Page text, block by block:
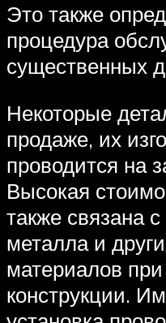
Это также
процедура
существенных
Некоторые
продаже, их
проводится на
Высокая
также связана
металла и
материалов при
конструкции.